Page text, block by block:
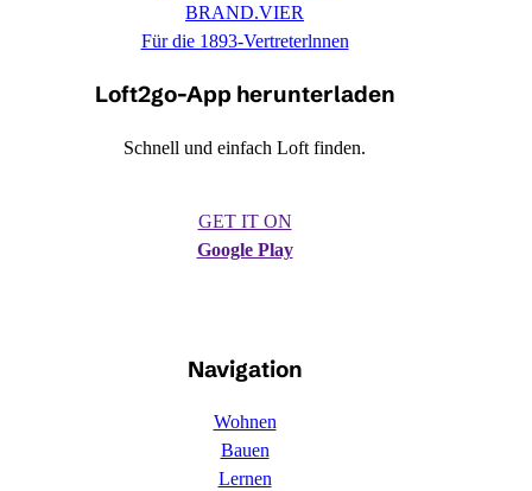
BRAND.VIER
Für die 1893-Vertreterlnnen
Loft2go-App herunterladen
Schnell und einfach Loft finden.
GET IT ON
Google Play
Navigation
Wohnen
Bauen
Lernen